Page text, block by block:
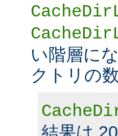
い階層に
クトリの
結果は